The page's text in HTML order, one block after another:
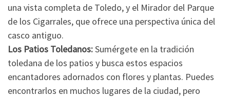
una vista completa de Toledo, y el Mirador del Parque
de los Cigarrales, que ofrece una perspectiva única del
casco antiguo.
Los Patios Toledanos:Sumérgete en la tradición
toledana de los patios y busca estos espacios
encantadores adornados con flores y plantas. Puedes
encontrarlos en muchos lugares de la ciudad, pero